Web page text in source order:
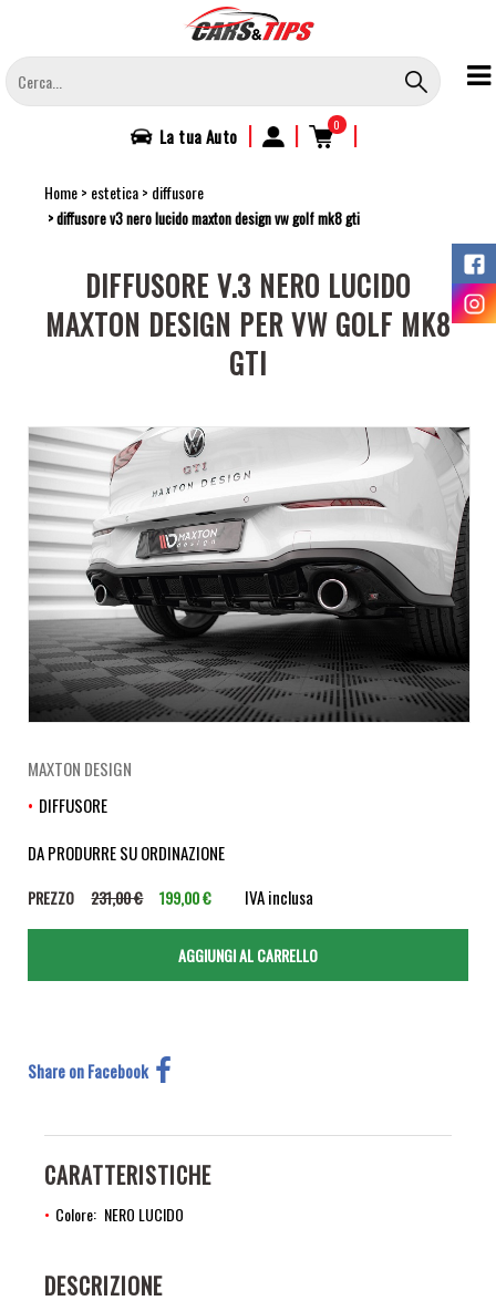
contenuto
principale
La tuaAuto | | 0 |
Home estetica diffusore
diffusore v3 nero lucido maxton design vw golf mk8 gti
DIFFUSORE V.3 NERO LUCIDO
MAXTON DESIGN PER VW GOLF MK8
GTI
MAXTON DESIGN
DIFFUSORE
DA PRODURRE SU ORDINAZIONE
PREZZO 231,00 € 199,00 € IVA inclusa
Share on Facebook
CARATTERISTICHE
Colore NERO LUCIDO
DESCRIZIONE